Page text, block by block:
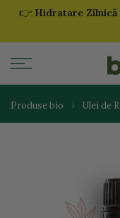
Sari
👉 Hidratare Zilnică
Produse bio Ulei de